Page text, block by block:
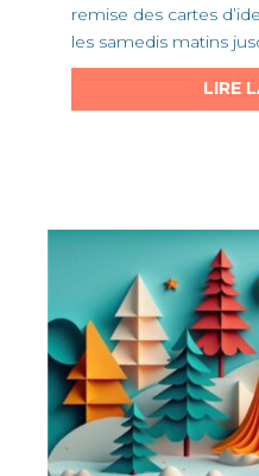
remise des cartes
les samedis matins
LIRE